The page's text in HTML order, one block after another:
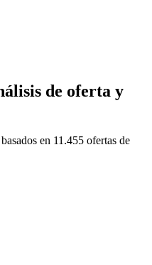
de oferta y
en 11.455 ofertas de